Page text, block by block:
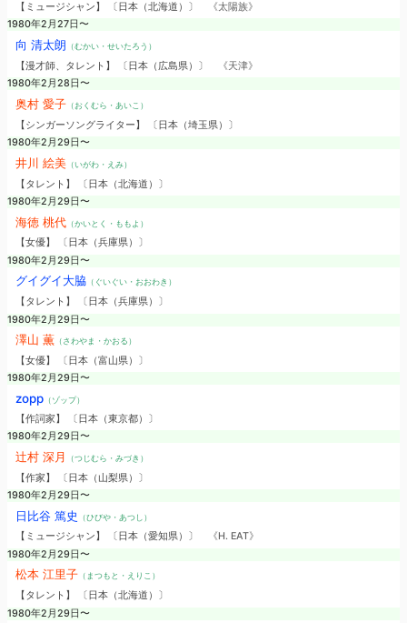
【ミュージシャン】 〔日本（北海道）〕
《太陽族》
1980年2月27日〜
向 清太朗 （むかい・せいたろう）
【漫才師、タレント】 〔日本（広島県）〕
《天津》
1980年2月28日〜
奥村 愛子（おくむら・あいこ）
【シンガーソングライター】 〔日本（埼玉県）〕
1980年2月29日〜
井川 絵美（いがわ・えみ）
【タレント】 〔日本（北海道）〕
1980年2月29日〜
海徳 桃代（かいとく・ももよ）
【女優】 〔日本（兵庫県）〕
1980年2月29日〜
グイグイ大脇（ぐいぐい・おおわき）
【タレント】 〔日本（兵庫県）〕
1980年2月29日〜
澤山 薫（さわやま・かおる）
【女優】 〔日本（富山県）〕
1980年2月29日〜
zopp（ゾップ）
【作詞家】 〔日本（東京都）〕
1980年2月29日〜
辻村 深月 （つじむら・みづき）
【作家】 〔日本（山梨県）〕
1980年2月29日〜
日比谷 篤史 （ひびや・あつし）
【ミュージシャン】 〔日本（愛知県）〕
《H. EAT》
1980年2月29日〜
松本 江里子（まつもと・えりこ）
【タレント】 〔日本（北海道）〕
1980年2月29日〜